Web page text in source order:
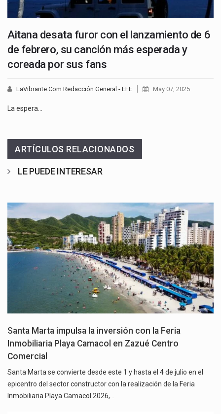
Aitana desata furor con el lanzamiento de 6
de febrero, su canción más esperada y
coreada por sus fans
LaVibrante.Com Redacción General - EFE May 07, 2025
La espera…
ARTÍCULOS RELACIONADOS
LE PUEDE INTERESAR
Santa Marta impulsa la inversión con la Feria
Inmobiliaria Playa Camacol en Zazué Centro
Comercial
Santa Marta se convierte desde este 1 y hasta el 4 de julio en el
epicentro del sector constructor con la realización de la Feria
Inmobiliaria Playa Camacol 2026,…